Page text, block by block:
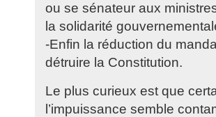
ou se sénateur aux
la solidarité
-Enfin la réduction du
détruire la Constitution.
Le plus curieux est que
l’impuissance semble